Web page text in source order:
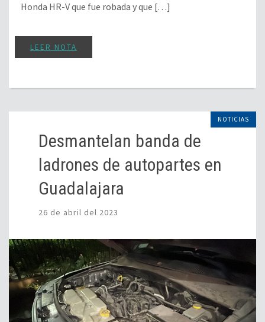
Honda HR-V que fue robada y que […]
LEER NOTA
NOTICIAS
Desmantelan banda de
ladrones de autopartes en
Guadalajara
26 de abril del 2023